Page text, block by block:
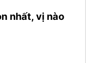
nhất, vị nào